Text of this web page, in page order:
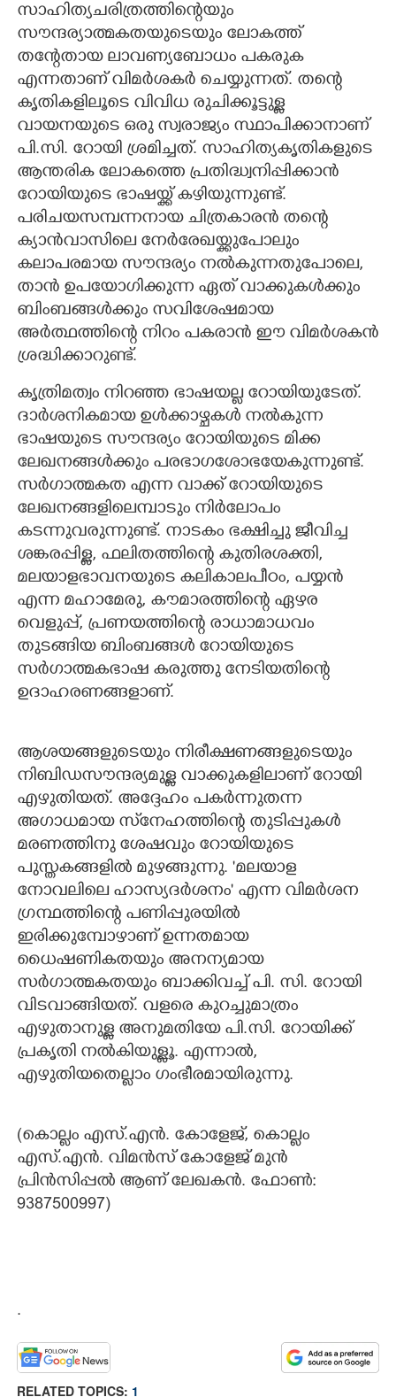
സാഹിത്യചരിത്രത്തിന്റെയും
സൗന്ദര്യാത്മകതയുടെയും ലോകത്ത്
തന്റേതായ ലാവണ്യബോധം പകരുക
എന്നതാണ് വിമർശകർ ചെയ്യുന്നത്. തന്റെ
കൃതികളിലൂടെ വിവിധ രുചിക്കൂട്ടുള്ള
വായനയുടെ ഒരു സ്വരാജ്യം സ്ഥാപിക്കാനാണ്
പി.സി. റോയി ശ്രമിച്ചത്. സാഹിത്യകൃതികളുടെ
ആന്തരിക ലോകത്തെ പ്രതിദ്ധ്വനിപ്പിക്കാൻ
റോയിയുടെ ഭാഷയ്ക്ക് കഴിയുന്നുണ്ട്.
പരിചയസമ്പന്നനായ ചിത്രകാരൻ തന്റെ
ക്യാൻവാസിലെ നേർരേഖയ്ക്കുപോലും
കലാപരമായ സൗന്ദര്യം നൽകുന്നതുപോലെ,​
താൻ ഉപയോഗിക്കുന്ന ഏത് വാക്കുകൾക്കും
ബിംബങ്ങൾക്കും സവിശേഷമായ
അർത്ഥത്തിന്റെ നിറം പകരാൻ ഈ വിമർശകൻ
ശ്രദ്ധിക്കാറുണ്ട്.
കൃത്രിമത്വം നിറഞ്ഞ ഭാഷയല്ല റോയിയുടേത്.
ദാർശനികമായ ഉൾക്കാഴ്ചകൾ നൽകുന്ന
ഭാഷയുടെ സൗന്ദര്യം റോയിയുടെ മിക്ക
ലേഖനങ്ങൾക്കും പരഭാഗശോഭയേകുന്നുണ്ട്.
സർഗാത്മകത എന്ന വാക്ക്‌ റോയിയുടെ
ലേഖനങ്ങളിലെമ്പാടും നിർലോപം
കടന്നുവരുന്നുണ്ട്. നാടകം ഭക്ഷിച്ചു ജീവിച്ച
ശങ്കരപ്പിള്ള, ഫലിതത്തിന്റെ കുതിരശക്തി,
മലയാളഭാവനയുടെ കലികാലപീഠം, പയ്യൻ
എന്ന മഹാമേരു, കൗമാരത്തിന്റെ ഏഴര
വെളുപ്പ്, പ്രണയത്തിന്റെ രാധാമാധവം
തുടങ്ങിയ ബിംബങ്ങൾ റോയിയുടെ
സർഗാത്മകഭാഷ കരുത്തു നേടിയതിന്റെ
ഉദാഹരണങ്ങളാണ്.
ആശയങ്ങളുടെയും നിരീക്ഷണങ്ങളുടെയും
നിബിഡസൗന്ദര്യമുള്ള വാക്കുകളിലാണ് റോയി
എഴുതിയത്. അദ്ദേഹം പകർന്നുതന്ന
അഗാധമായ സ്‌നേഹത്തിന്റെ തുടിപ്പുകൾ
മരണത്തിനു ശേഷവും റോയിയുടെ
പുസ്തകങ്ങളിൽ മുഴങ്ങുന്നു. 'മലയാള
നോവലിലെ ഹാസ്യദർശനം" എന്ന വിമർശന
ഗ്രന്ഥത്തിന്റെ പണിപ്പുരയിൽ
ഇരിക്കുമ്പോഴാണ് ഉന്നതമായ
ധൈഷണികതയും അനന്യമായ
സർഗാത്മകതയും ബാക്കിവച്ച് പി. സി. റോയി
വിടവാങ്ങിയത്. വളരെ കുറച്ചുമാത്രം
എഴുതാനുള്ള അനുമതിയേ പി.സി. റോയിക്ക്
പ്രകൃതി നൽകിയുള്ളൂ. എന്നാൽ,
എഴുതിയതെല്ലാം ഗംഭീരമായിരുന്നു.
(കൊല്ലം എസ്.എൻ. കോളേജ്,​ കൊല്ലം
എസ്.എൻ. വിമൻസ് കോളേജ് മുൻ
പ്രിൻസിപ്പൽ ആണ് ലേഖകൻ. ഫോൺ:
9387500997)
.
RELATED TOPICS: 1